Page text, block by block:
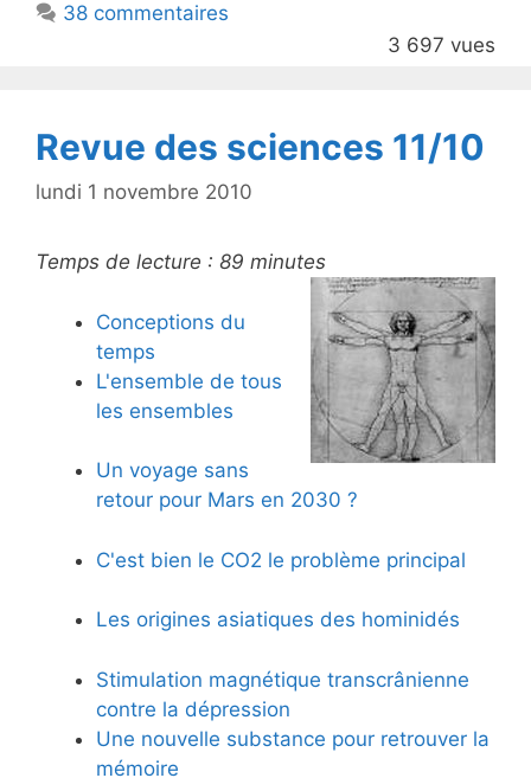
o
38 commentaires
3 697 vues
Revue des sciences 11/10
lundi 1 novembre 2010
Temps de lecture : 89 minutes
Conceptions du
temps
L'ensemble de tous
les ensembles
Un voyage sans
retour pour Mars en 2030 ?
C'est bien le CO2 le problème principal
Les origines asiatiques des hominidés
Stimulation magnétique transcrânienne
contre la dépression
Une nouvelle substance pour retrouver la
mémoire